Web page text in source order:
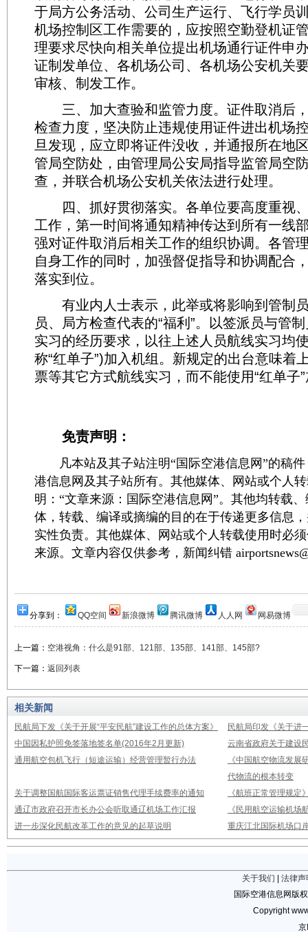
于局方公务活动、公司生产运行、飞行学员
机场控制区工作需要的，应按照空勤登机证
理要求尽快向相关单位提出机场通行证件申
证制发单位、各机场公司、各机场公安机关
审核、制发工作。
三、加大查验和监管力度。证件取消后
检查力度，坚决防止违规使用证件进出机场
旦发现，应立即将证件没收，并通报所在地
管局空防处，由管理局公安局指导监管局空
查，并联合机场公安机关依法进行处理。
四、抓好贯彻落实。各单位要高度重视
工作，第一时间将通知精神传达到所有一线
强对证件取消后相关工作的组织协调。各管
自身工作的同时，加强督促指导和协调配合
落实到位。
有业内人士表示，此举或将影响到管制
员、局方检查代表的“福利”。以签派员与管
实习的经历要求，以往上述人员航线实习均
称“红单子”)加入机组。新规定的出台意味着
票等其它方式航线实习，而不能使用“红单子
免责声明：
凡本站及其子站注明“国际空港信息网”的稿件
港信息网及其子站所有。其他媒体、网站或个人
明：“文章来源：国际空港信息网”。其他均转载
体，转载、编译或摘编的目的在于传递更多信息
实性负责。其他媒体、网站或个人转载使用时必
来源。文章内容仅供参考，新闻纠错
分享到： QQ空间 新浪微博 腾讯微博 人人网 网易微博
上一篇： 空港视角：什么是91部、121部、135部、141部、145部?
下一篇： 返回列表
相关新闻
民航局下发《关于开展“平安民航”建设工作的总体方案》
民航局印发《关于进
中国因私护照免签落地签名单(2016年2月更新)
云南省政府关于建设
通用航空包机飞行（短途运输）经营管理暂行办法
《中国航空物流发展
代物流的根本转变
关于调整国航国际客运票证销售代理手续费率的通知
《航班正常管理规
通辽市政府召开市长办公会听取通辽机场工作汇报
《民用航空运输机场
进一步深化民航改革工作的意见的起草说明
重庆江北国际机场口
关于我们
法律声
国际空港信息网版
Copyright